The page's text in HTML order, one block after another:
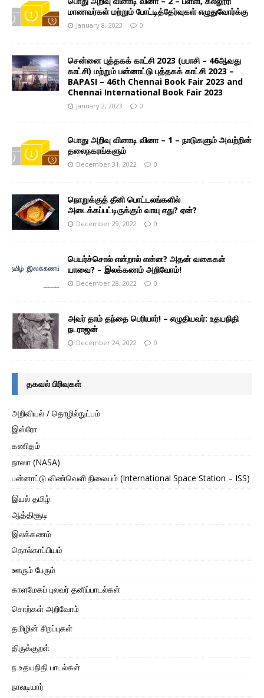
மாணவர்கள் மற்றும் போட்டித்தேர்வுகள் எழுதுவோர்க்கு
January 8, 2023 0
சென்னை புத்தகக் காட்சி 2023 (பபாசி – 46ஆவது
காட்சி) மற்றும் பன்னாட்டு புத்தகக் காட்சி 2023 –
BAPASI – 46th Chennai Book Fair 2023 and
Chennai International Book Fair 2023
January 2, 2023 0
பொது அறிவு வினாடி வினா – 1 – நாடுகளும் அவற்றின்
தலைநகரங்களும்
December 31, 2022 0
நொறுக்குத் தீனி பொட்டலங்களில்
அடைக்கப்பட்டிருக்கும் வாயு எது? ஏன்?
December 29, 2022 0
பெயர்ச்சொல் என்றால் என்ன? அதன் வகைகள்
யாவை? – இலக்கணம் அறிவோம்!
December 28, 2022 0
அவர் தாம் தந்தை பெரியார்! – எழுதியவர்: உதயநிதி
நடராஜன்
December 24, 2022 0
தகவல் பிரிவுகள்
அறிவியல் / தொழில்நுட்பம்
இஸ்ரோ
கணிதம்
நாஸா (NASA)
பன்னாட்டு விண்வெளி நிலையம் (International Space Station – ISS)
இயல் தமிழ்
ஆத்திசூடி
இலக்கணம்
தொல்காப்பியம்
ஊரும் பேரும்
காளமேகப் புலவர் தனிப்பாடல்கள்
சொற்கள் அறிவோம்
தமிழின் சிறப்புகள்
திருக்குறள்
ந உதயநிதி பாடல்கள்
நாலடியார்